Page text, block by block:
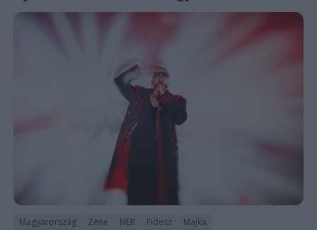
Magyarország Zene NER Fidesz Majka